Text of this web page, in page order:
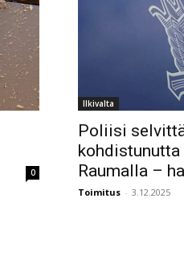
0
Ilkivalta
Poliisi
Raumalla –
Toimitus - 3.12.2025